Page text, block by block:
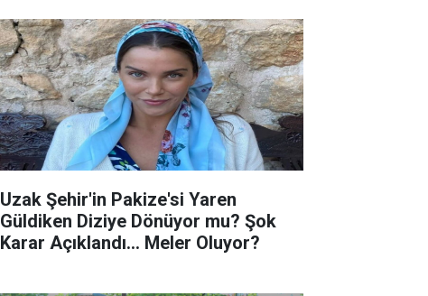
Uzak Şehir'in Pakize'si Yaren
Güldiken Diziye Dönüyor mu? Şok
Karar Açıklandı... Meler Oluyor?